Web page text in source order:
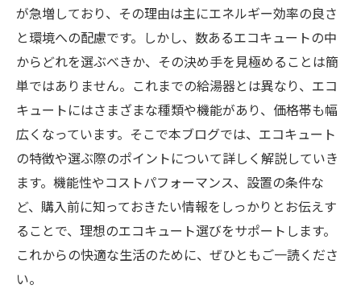
が急増しており、その理由は主にエネルギー効率の良さ
と環境への配慮です。しかし、数あるエコキュートの中
からどれを選ぶべきか、その決め手を見極めることは簡
単ではありません。これまでの給湯器とは異なり、エコ
キュートにはさまざまな種類や機能があり、価格帯も幅
広くなっています。そこで本ブログでは、エコキュート
の特徴や選ぶ際のポイントについて詳しく解説していき
ます。機能性やコストパフォーマンス、設置の条件な
ど、購入前に知っておきたい情報をしっかりとお伝えす
ることで、理想のエコキュート選びをサポートします。
これからの快適な生活のために、ぜひともご一読くださ
い。